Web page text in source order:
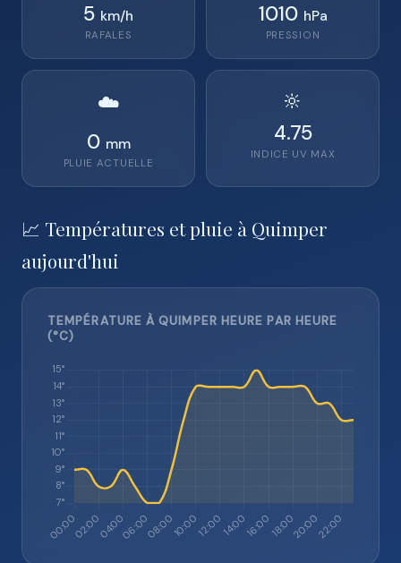
5 km/h
RAFALES
1010 hPa
PRESSION
☁️
0 mm
PLUIE ACTUELLE
🔆
4.75
INDICE UV MAX
📈 Températures et pluie à Quimper
aujourd'hui
TEMPÉRATURE À QUIMPER HEURE PAR HEURE
(°C)